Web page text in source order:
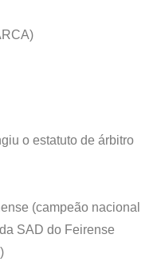
o estatuto de árbitro
(campeão nacional
SAD do Feirense